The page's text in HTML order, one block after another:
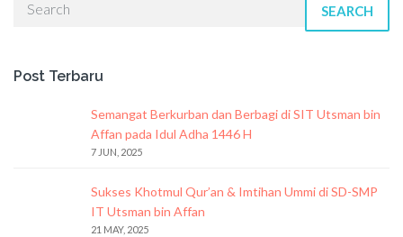
SEARCH
Post Terbaru
Semangat Berkurban dan Berbagi di SIT Utsman bin
Affan pada Idul Adha 1446 H
7 JUN, 2025
Sukses Khotmul Qur’an & Imtihan Ummi di SD-SMP
IT Utsman bin Affan
21 MAY, 2025